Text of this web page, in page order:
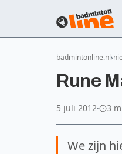
badmintonline.nl
Rune
5 juli 2012· 3
We zijn